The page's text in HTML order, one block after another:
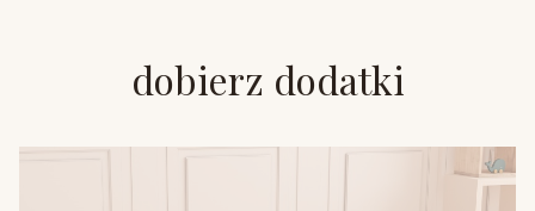
dobierz dodatki